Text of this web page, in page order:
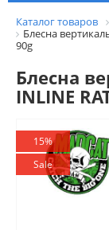
Каталог товаров
Блесна
90g
Блесна
INLINE
15%
Sale